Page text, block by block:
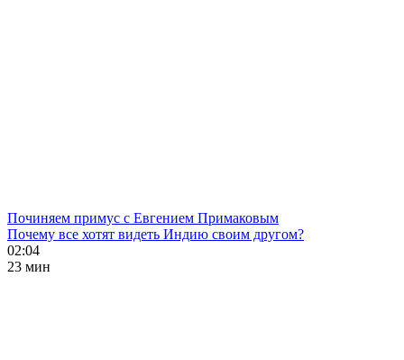
Починяем примус с Евгением Примаковым
Почему все хотят видеть Индию своим другом?
02:04
23 мин